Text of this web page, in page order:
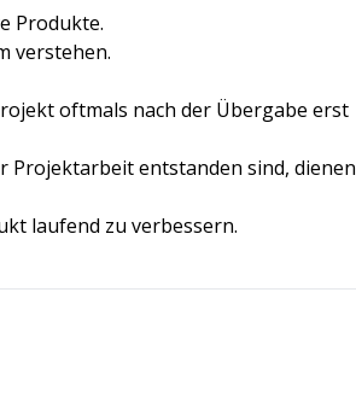
Produkte.
verstehen.
oftmals nach der Übergabe erst
Projektarbeit entstanden sind, dienen
laufend zu verbessern.